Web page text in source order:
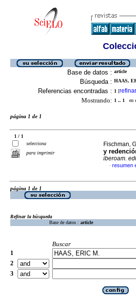
Base de datos : article
Búsqueda : HAAS,
Referencias encontradas : 1 [refinar
Mostrando: 1 .. 1 en
página 1 de 1
1 / 1
selecciona
para imprimir
Fischman,
y
iberoam.
· resumen
página 1 de 1
Refinar la búsqueda
Base de datos : article
Buscar
1
2
3